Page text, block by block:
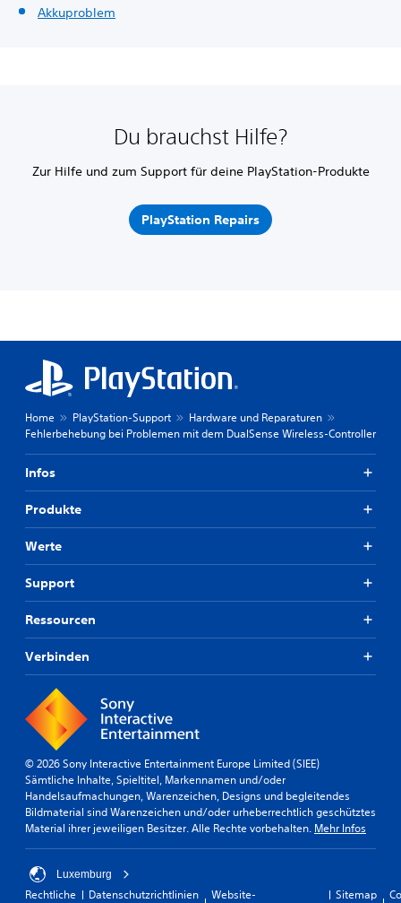
Akkuproblem
Du brauchst Hilfe?
Zur Hilfe und zum Support für deine PlayStation-Produkte
PlayStation Repairs
Home PlayStation-Support
Hardware und Reparaturen
Fehlerbehebung bei Problemen mit dem DualSense Wireless-Controller
Infos
Produkte
Werte
Support
Ressourcen
Verbinden
© 2026 Sony Interactive Entertainment Europe Limited (SIEE)
Sämtliche Inhalte, Spieltitel, Markennamen und/oder
Handelsaufmachungen, Warenzeichen, Designs und begleitendes
Bildmaterial sind Warenzeichen und/oder urheberrechtlich geschütztes
Material ihrer jeweiligen Besitzer. Alle Rechte vorbehalten. Mehr Infos
Luxemburg
Rechtliche
Datenschutzrichtlinien
Website-
Sitemap